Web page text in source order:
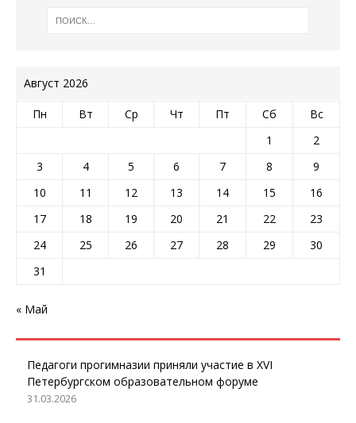
Август 2026
Пн Вт Ср Чт Пт Сб
Вс
1
2
3
4 5 6 7 8
9
10
11 12 13 14 15
16
17
18 19 20 21 22
23
24
25 26 27 28 29
30
31
« Май
Педагоги прогимназии приняли участие в XVI
Петербургском образовательном форуме
31.03.2026